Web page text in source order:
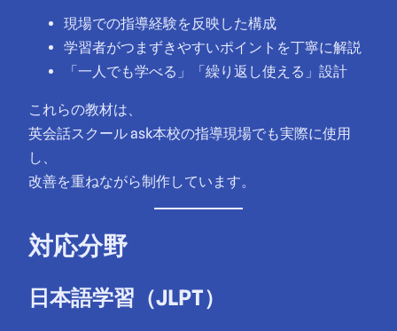
現場での指導経験を反映した構成
学習者がつまずきやすいポイントを丁寧に解説
「一人でも学べる」「繰り返し使える」設計
これらの教材は、
英会話スクール ask本校の指導現場でも実際に使用
し、
改善を重ねながら制作しています。
対応分野
日本語学習（JLPT）